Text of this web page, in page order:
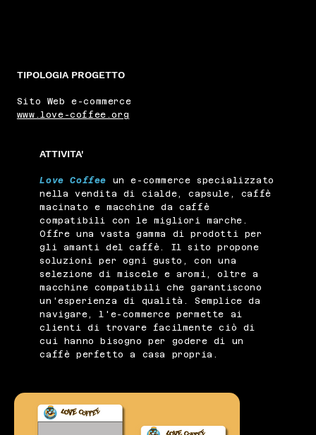
TIPOLOGIA PROGETTO
Sito Web e-commerce
www.love-coffee.org
ATTIVITA'
Love Coffee un e-commerce specializzato
nella vendita di cialde, capsule, caffè
macinato e macchine da caffè
compatibili con le migliori marche.
Offre una vasta gamma di prodotti per
gli amanti del caffè. Il sito propone
soluzioni per ogni gusto, con una
selezione di miscele e aromi, oltre a
macchine compatibili che garantiscono
un'esperienza di qualità. Semplice da
navigare, l'e-commerce permette ai
clienti di trovare facilmente ciò di
cui hanno bisogno per godere di un
caffè perfetto a casa propria.